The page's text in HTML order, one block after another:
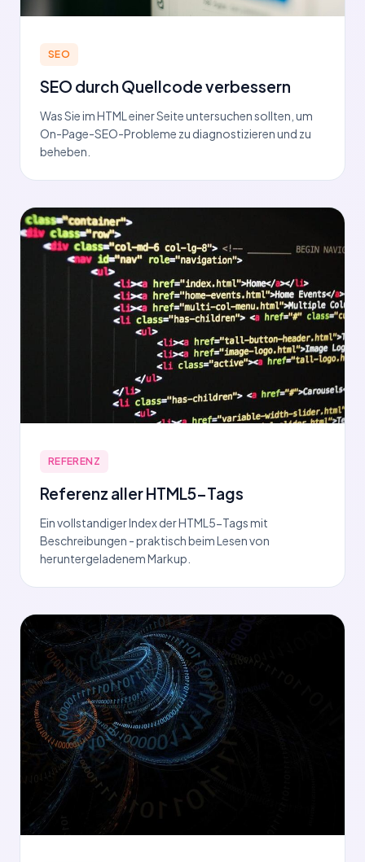
SEO
SEO durch Quellcode verbessern
Was Sie im HTML einer Seite untersuchen sollten, um
On-Page-SEO-Probleme zu diagnostizieren und zu
beheben.
REFERENZ
Referenz aller HTML5-Tags
Ein vollstandiger Index der HTML5-Tags mit
Beschreibungen - praktisch beim Lesen von
heruntergeladenem Markup.